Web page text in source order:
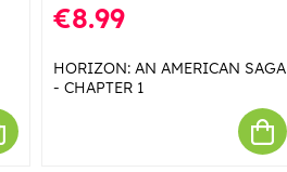
€8.99
HORIZON: AN AMERICAN SAGA
- CHAPTER 1